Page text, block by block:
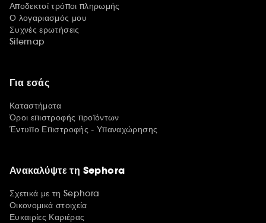
Αποδεκτοί τρόποι πληρωμής
Ο λογαριασμός μου
Συχνές ερωτήσεις
Sitemap
Για εσάς
Καταστήματα
Όροι επιστροφής προϊόντων
Έντυπο Επιστροφής - Υπαναχώρησης
Ανακαλύψτε τη Sephora
Σχετικά με τη Sephora
Οικονομικά στοιχεία
Ευκαιρίες Καριέρας